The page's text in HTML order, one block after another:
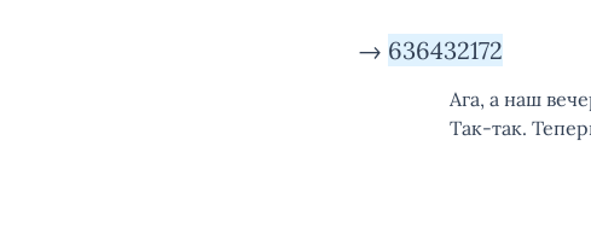
→ 636432172
Ага, а наш
Так-так.